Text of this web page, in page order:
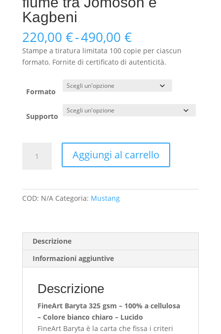
Kagbeni
220,00 €-490,00 €Fascia
di
prezzo:
da
220,00 €
Stampe a tiratura limitata 100 copie per ciascun
formato. Fornite di certificato di autenticità.
Formato
Supporto
Jomoson
e
Kagbeni
Aggiungi al carrello
COD: N/A Categoria: Mustang
Descrizione
Informazioni aggiuntive
Descrizione
FineArt Baryta 325 gsm – 100% a cellulosa
– Colore bianco chiaro – Lucido
FineArt Baryta è la carta che fissa i criteri